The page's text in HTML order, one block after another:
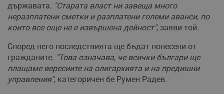
държавата. "Старата власт ни завеща много
неразплатени сметки и разплатени големи аванси, по
които все още не е извършена дейност", заяви той.
Според него последствията ще бъдат понесени от
гражданите. "Това означава, че всички българи ще
плащаме вересиите на олигархията и на предишни
управления", категоричен бе Румен Радев.